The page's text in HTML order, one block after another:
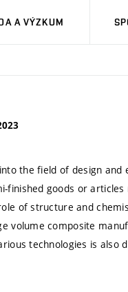
A VÝZKUM
the field of design
finished goods or
of structure and
volume composite
technologies is also